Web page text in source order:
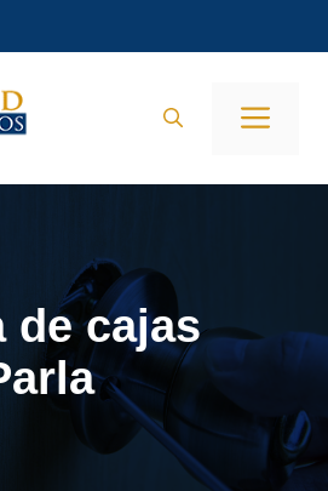
de cajas